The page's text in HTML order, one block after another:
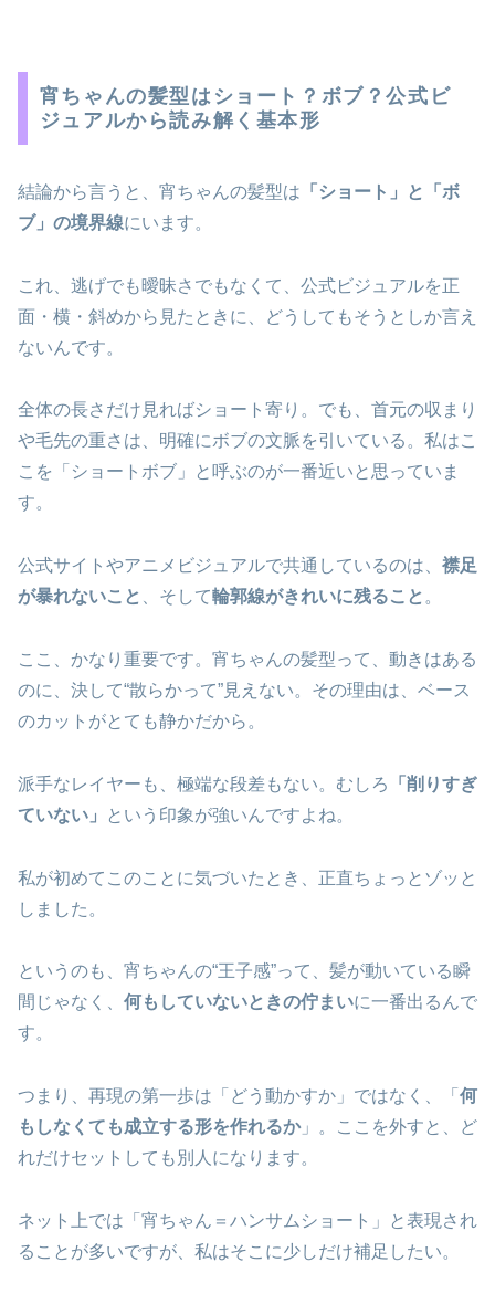
宵ちゃんの髪型はショート？ボブ？公式ビ
ジュアルから読み解く基本形
結論から言うと、宵ちゃんの髪型は 「ショート」と「ボ
ブ」の境界線にいます。
これ、逃げでも曖昧さでもなくて、公式ビジュアルを正
面・横・斜めから見たときに、どうしてもそうとしか言え
ないんです。
全体の長さだけ見ればショート寄り。でも、首元の収まり
や毛先の重さは、明確にボブの文脈を引いている。私はこ
こを「ショートボブ」と呼ぶのが一番近いと思っていま
す。
公式サイトやアニメビジュアルで共通しているのは、 襟足
が暴れないこと
、そして輪郭線がきれいに残ること 。
ここ、かなり重要です。宵ちゃんの髪型って、動きはある
のに、決して“散らかって”見えない。その理由は、ベース
のカットがとても静かだから。
派手なレイヤーも、極端な段差もない。むしろ
「削りすぎ
ていない」
という印象が強いんですよね。
私が初めてこのことに気づいたとき、正直ちょっとゾッと
しました。
というのも、宵ちゃんの“王子感”って、髪が動いている瞬
間じゃなく、 何もしていないときの佇まいに一番出るんで
す。
つまり、再現の第一歩は「どう動かすか」ではなく、「 何
もしなくても成立する形を作れるか」。ここを外すと、ど
れだけセットしても別人になります。
ネット上では「宵ちゃん＝ハンサムショート」と表現され
ることが多いですが、私はそこに少しだけ補足したい。